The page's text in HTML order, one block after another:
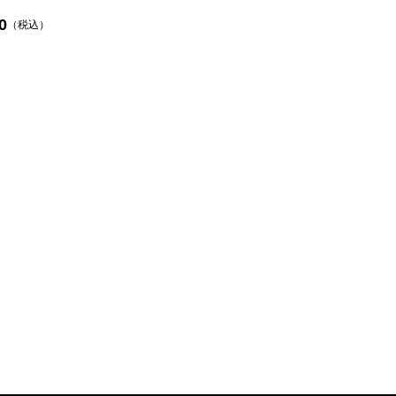
（税込）